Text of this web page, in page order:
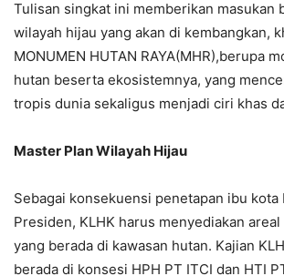
Tulisan singkat ini memberikan masukan
wilayah hijau yang akan di kembangkan,
MONUMEN HUTAN RAYA(MHR),berupa
hutan beserta ekosistemnya, yang
tropis dunia sekaligus menjadi ciri khas
Master Plan Wilayah Hijau
Sebagai konsekuensi penetapan ibu kota
Presiden, KLHK harus menyediakan
yang berada di kawasan hutan. Kajian
berada di konsesi HPH PT ITCI dan HTI